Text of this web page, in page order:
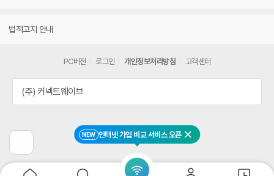
NEW 인터넷 가입 비교 서비스 오픈 닫기
법적고지 안내
전
페
이
PC버전 로그인 개인정보처리방침 고객센터
(주) 커넥트웨이브